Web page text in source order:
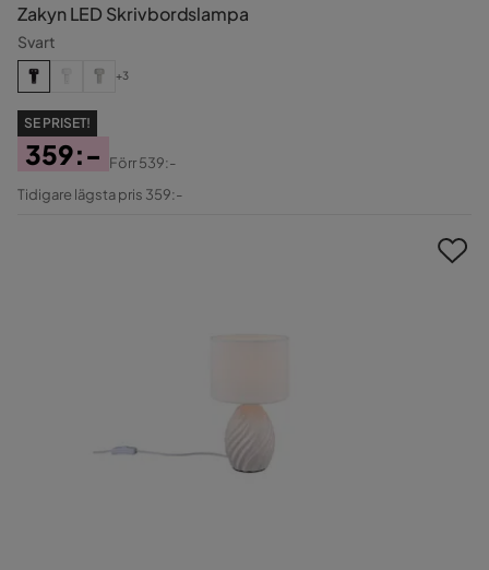
Zakyn LED Skrivbordslampa
Svart
+3
SE PRISET!
Pris
359:-
Original
Förr539:-
Tidigare lägsta pris 359:-